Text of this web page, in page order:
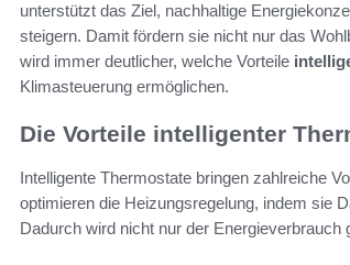
unterstützt das Ziel, nachhaltige
steigern. Damit fördern sie nicht nur das
wird immer deutlicher, welche Vorteile
Klimasteuerung ermöglichen.
Die Vorteile intelligenter
Intelligente Thermostate bringen zahlreiche
optimieren die Heizungsregelung, indem sie
Dadurch wird nicht nur der